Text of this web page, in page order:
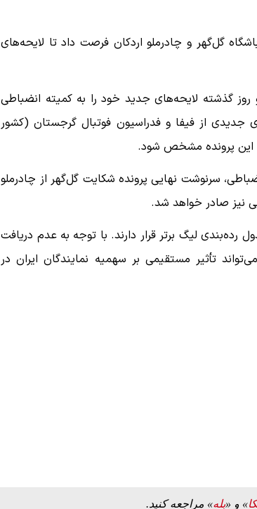
گل‌گهر و چادرملو اردکان فرصت داد تا لایحه‌های
گذشته لایحه‌های جدید خود را به کمیته انضباطی
جدیدی از فیفا و فدراسیون فوتبال گرجستان (کشور
این پرونده مشخص شود.
سرنوشت نهایی پرونده شکایت گل‌گهر از چادرملو
نیز صادر خواهد شد.
با ۳۵ امتیاز در رده پنجم جدول رده‌بندی لیگ برتر قرار دارند. با توجه به عدم دریافت
تأثیر مستقیمی بر سهمیه نمایندگان ایران در
» و «بله» مراجعه کنید.